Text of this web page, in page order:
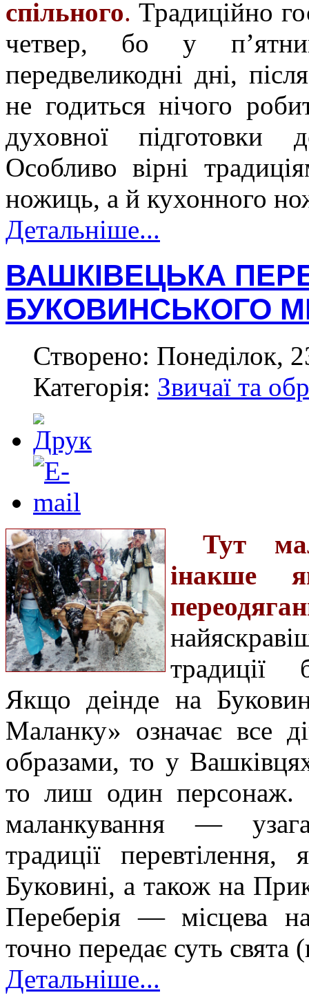
спільного. Традиційно
четвер, бо у
передвеликодні дні,
не годиться нічого
духовної підготовки
Особливо вірні
ножиць, а й кухонного
Детальніше...
ВАШКІВЕЦЬКА
БУКОВИНСЬКОГО
Створено: Понеділок,
Категорія: Звичаї та
Тут
інакше
традиції
Якщо деінде на
Маланку» означає все
образами, то у
то лиш один персонаж.
маланкування —
традиції
Буковині, а також на
Переберія — місцева
точно передає суть свята
Детальніше...